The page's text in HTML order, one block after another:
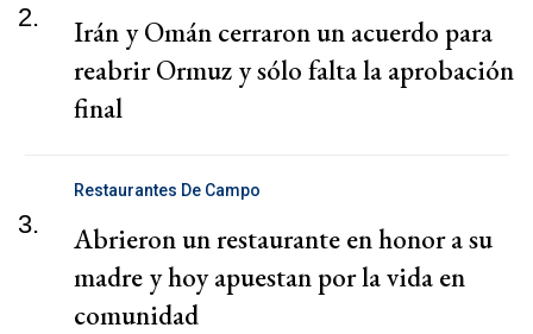
2.
Irán y Omán cerraron un acuerdo para
reabrir Ormuz y sólo falta la aprobación
final
3.
Restaurantes De Campo
Abrieron un restaurante en honor a su
madre y hoy apuestan por la vida en
comunidad